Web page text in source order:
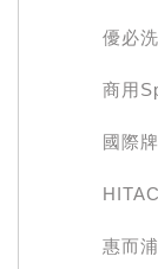
優必
商用
國際
惠而